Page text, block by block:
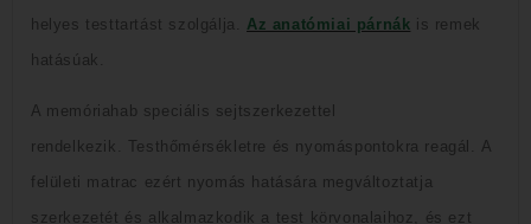
helyes testtartást szolgálja. Az anatómiai párnák is remek
hatásúak
A memóriahab speciális sejtszerkezettel
rendelkezik. Testhőmérsékletre és nyomáspontokra reagál. A
felületi matrac ezért nyomás hatására megváltoztatja
szerkezetét és alkalmazkodik a test körvonalaihoz, és ezt